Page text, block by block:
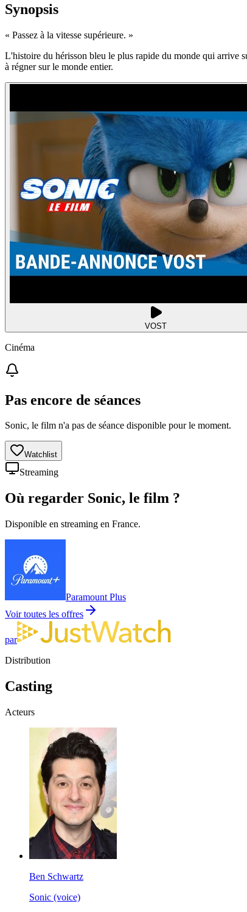
Synopsis
« Passez à la vitesse supérieure. »
L'histoire du hérisson bleu le plus rapide du monde qui arrive
à régner sur le monde entier.
VOST
Cinéma
Pas encore de séances
Sonic, le film n'a pas de séance disponible pour le moment.
Watchlist
Streaming
Où regarder Sonic, le film ?
Disponible en streaming en France.
Paramount Plus
Voir toutes les offres
par
Distribution
Casting
Acteurs
Ben Schwartz
Sonic (voice)